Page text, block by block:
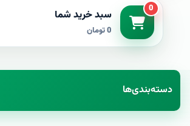
0 سبد خرید شما
0 تومان
دسته‌بندی‌ها